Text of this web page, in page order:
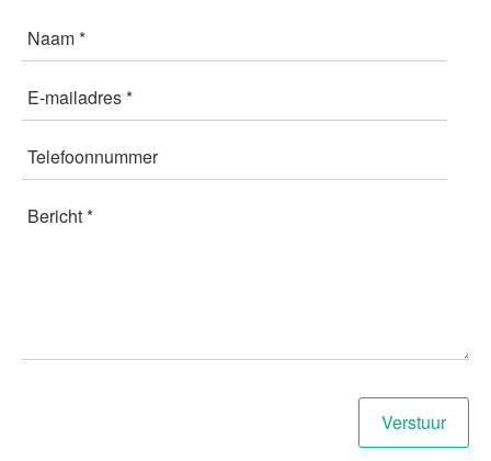
Naam *
E-mailadres *
Telefoonnummer
Bericht *